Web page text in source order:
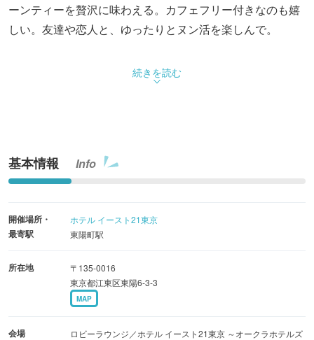
ーンティーを贅沢に味わえる。カフェフリー付きなのも嬉
しい。友達や恋人と、ゆったりとヌン活を楽しんで。
続きを読む
基本情報 Info
開催場所・
最寄駅
ホテル イースト21東京
東陽町駅
所在地
〒135-0016
東京都江東区東陽6-3-3
MAP
会場
ロビーラウンジ／ホテル イースト21東京 ～オークラホテルズ